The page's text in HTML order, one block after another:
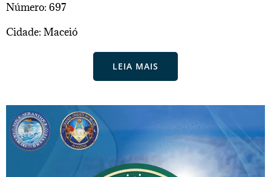
Número: 697
Cidade: Maceió
LEIA MAIS